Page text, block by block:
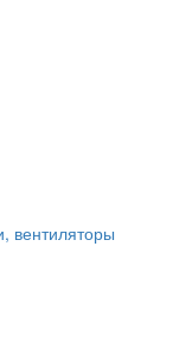
вентиляторы